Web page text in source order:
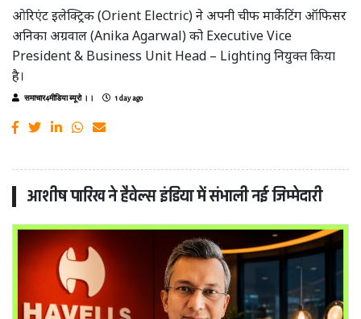
ओरिएंट इलेक्ट्रिक (Orient Electric) ने अपनी चीफ मार्केटिंग ऑफिसर
अनिका अग्रवाल (Anika Agarwal) को Executive Vice
President & Business Unit Head – Lighting नियुक्त किया
है।
समाचार4मीडिया ब्यूरो ।। 1 day ago
आशीष पारिख ने हैवेल्स इंडिया में संभाली नई जिम्मेदारी